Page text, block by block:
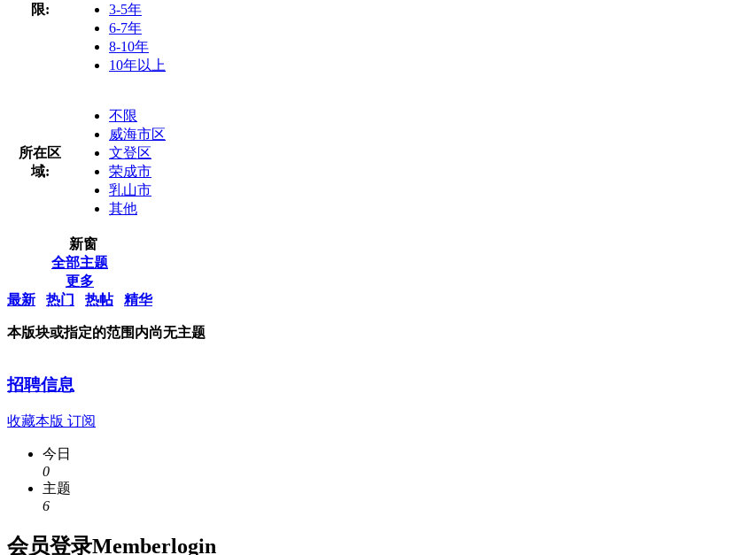
限:
3-5年
6-7年
8-10年
10年以上
所在区
域:
不限
威海市区
文登区
荣成市
乳山市
其他
新窗
全部主题
更多
最新
热门 热帖 精华
本版块或指定的范围内尚无主题
招聘信息
收藏本版 订阅
今日
0
主题
6
会员登录Memberlogin